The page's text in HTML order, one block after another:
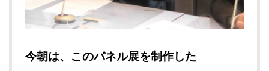
今朝は、このパネル展を制作した